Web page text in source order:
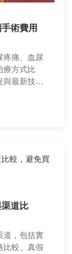
術費用
疼痛、血尿
療方式比
與最新技
原則與禁
道比
道，包括實
比較、真假